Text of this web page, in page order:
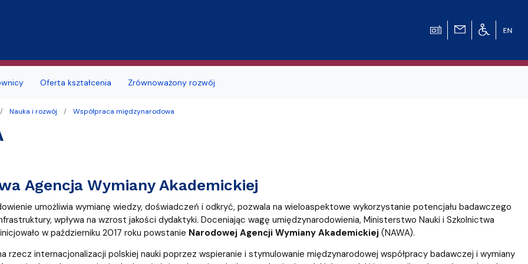
sal
obiektu
Deklaracja dostępności
i podań
wznowienia, zmiana kierunku lub
zmiana formy studiów
akademickiego
Studia doktoranckie
Samorząd Studentów
ERASMUS+
UG
Oferta kształcenia Zrównoważony rozwój
Nauka i rozwój Współpraca międzynarodowa
Agencja Wymiany Akademickiej
umożliwia wymianę wiedzy, doświadczeń i odkryć, pozwala na wieloaspektowe wykorzystanie potencjału badawczego
wpływa na wzrost jakości dydaktyki. Doceniając wagę umiędzynarodowienia, Ministerstwo Nauki i Szkolnictwa
w październiku 2017 roku powstanie Narodowej Agencji Wymiany Akademickiej (NAWA).
rzecz internacjonalizacji polskiej nauki poprzez wspieranie i stymulowanie międzynarodowej współpracy badawczej i wymiany